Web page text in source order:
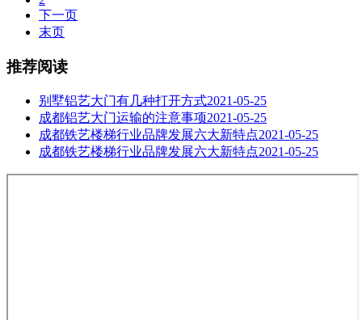
下一页
末页
推荐阅读
别墅铝艺大门有几种打开方式2021-05-25
成都铝艺大门运输的注意事项2021-05-25
成都铁艺楼梯行业品牌发展六大新特点2021-05-25
成都铁艺楼梯行业品牌发展六大新特点2021-05-25